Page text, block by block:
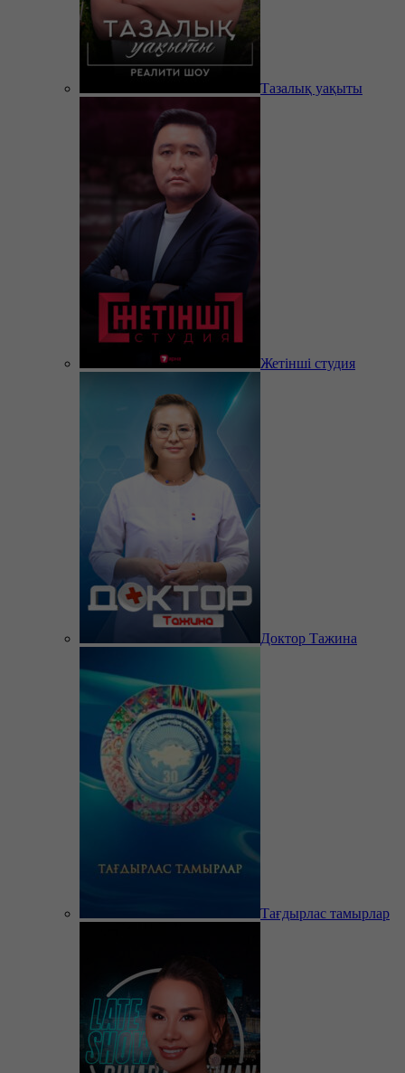
Тазалық уақыты
Жетінші студия
Доктор Тажина
Тағдырлас тамырлар